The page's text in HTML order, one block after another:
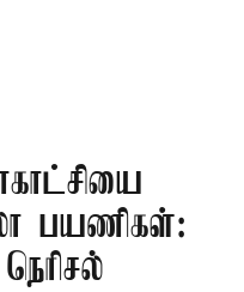
பயணிகள்: